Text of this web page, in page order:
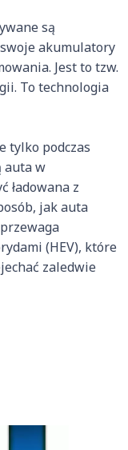
są
akumulatory
Jest to tzw.
To technologia
tylko podczas
auta w
ładowana z
jak auta
(HEV), które
zaledwie